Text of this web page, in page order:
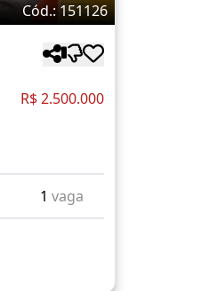
Cód.: 151126
R$ 2.500.000
1 vaga